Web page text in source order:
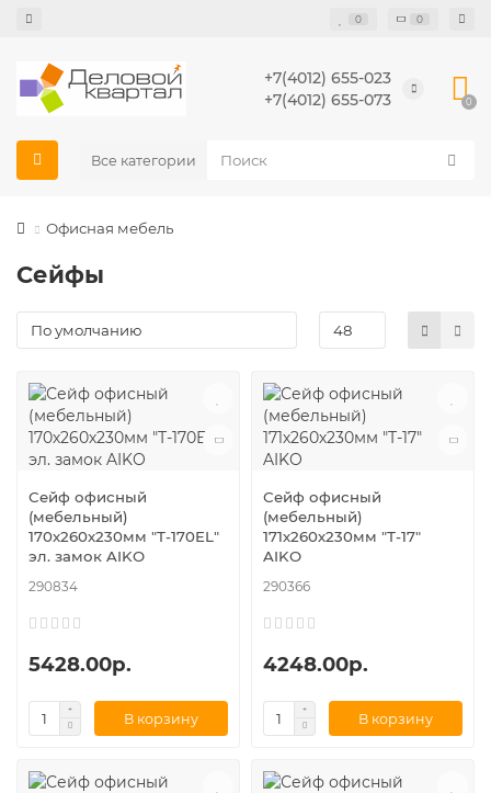
0 0
+7(4012) 655-023
+7(4012) 655-073
0
Все категории
Офисная мебель
Сейфы
Сейф офисный
(мебельный)
170х260х230мм "Т-170EL"
эл. замок AIKO
290834
5428.00р.
В корзину
Сейф офисный
(мебельный)
171х260х230мм "Т-17"
AIKO
290366
4248.00р.
В корзину